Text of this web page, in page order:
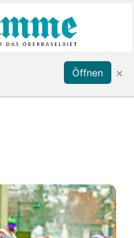
Anmelden
Öffnen ×